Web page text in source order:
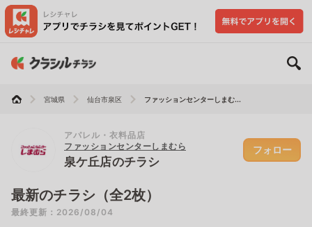
宮城県 仙台市泉区 ファッションセンターしまむ...
アパレル・衣料品店
ファッションセンターしまむら
泉ケ丘店のチラシ
フォロー
最新のチラシ（全2枚）
最終更新：2026/08/04